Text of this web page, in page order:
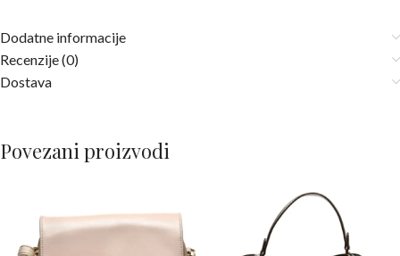
Dodatne informacije
Recenzije (0)
Dostava
Povezani proizvodi